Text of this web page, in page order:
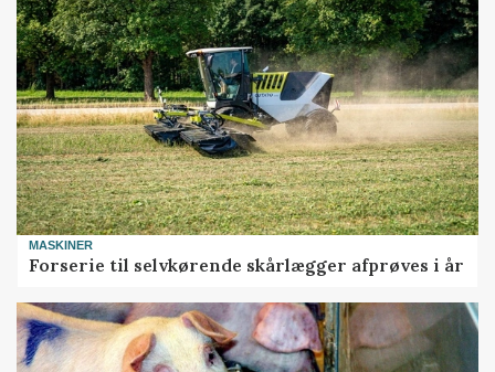
MASKINER
Forserie til selvkørende skårlægger afprøves i år